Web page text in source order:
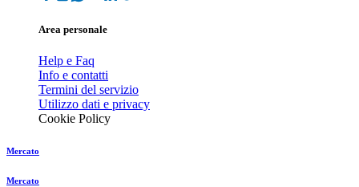
Area personale
Help e Faq
Info e contatti
Termini del servizio
Utilizzo dati e privacy
Cookie Policy
Mercato
Mercato